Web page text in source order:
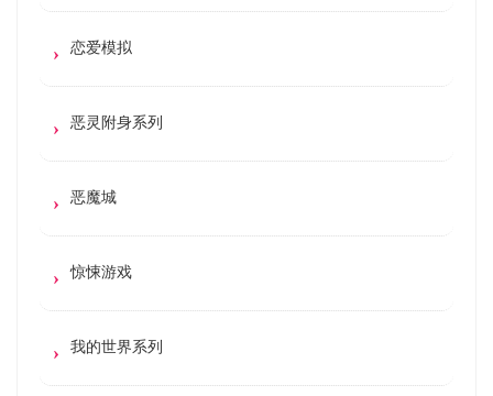
恋爱模拟
恶灵附身系列
恶魔城
惊悚游戏
我的世界系列